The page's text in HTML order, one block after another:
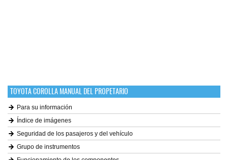
TOYOTA COROLLA MANUAL DEL PROPETARIO
Para su información
Índice de imágenes
Seguridad de los pasajeros y del vehículo
Grupo de instrumentos